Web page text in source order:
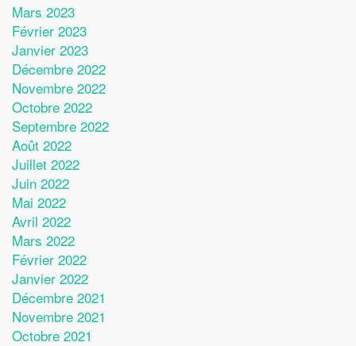
Mars 2023
Février 2023
Janvier 2023
Décembre 2022
Novembre 2022
Octobre 2022
Septembre 2022
Août 2022
Juillet 2022
Juin 2022
Mai 2022
Avril 2022
Mars 2022
Février 2022
Janvier 2022
Décembre 2021
Novembre 2021
Octobre 2021